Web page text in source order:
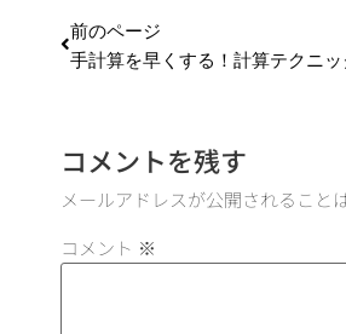
前のページ
コメントを残す
メールアドレスが公開されること
コメント ※